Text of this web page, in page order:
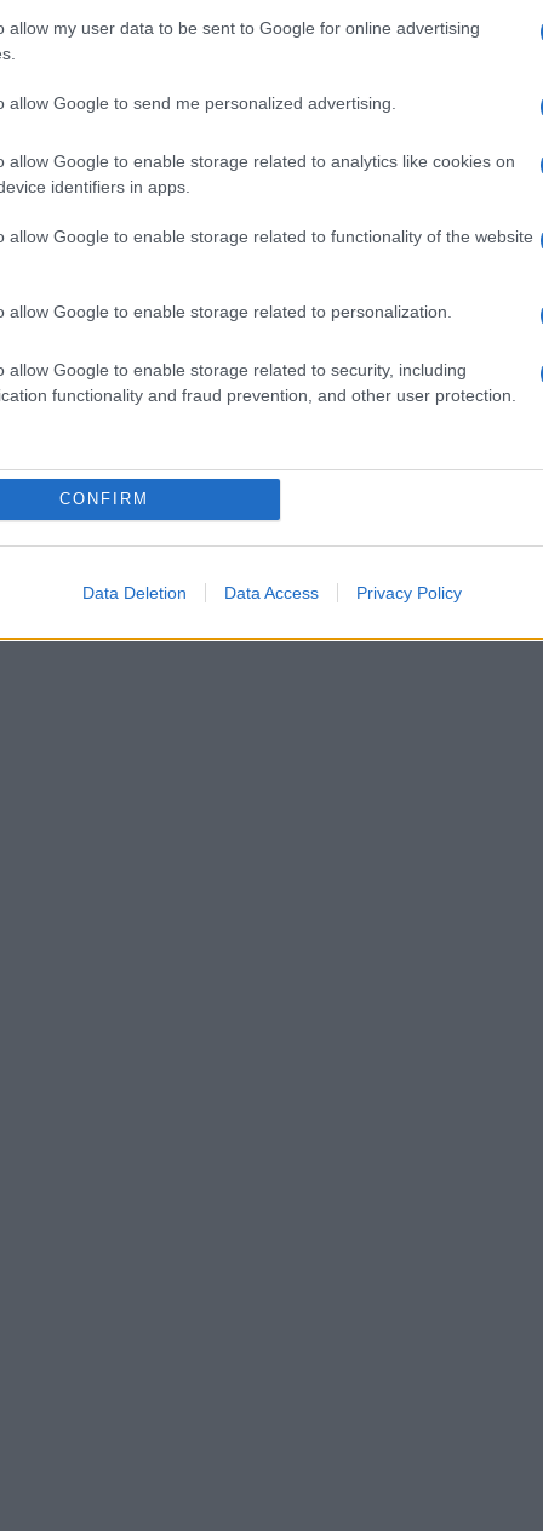
allow my user data to be sent to Google for online advertising
allow Google to send me personalized advertising.
allow Google to enable storage related to analytics like cookies on
identifiers in apps.
allow Google to enable storage related to functionality of the website
allow Google to enable storage related to personalization.
allow Google to enable storage related to security, including
functionality and fraud prevention, and other user protection.
CONFIRM
Data Deletion Data Access Privacy Policy
nella sezione